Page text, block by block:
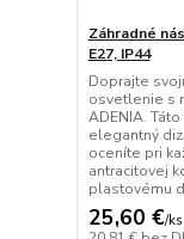
Záhradné
E27, IP44
Doprajte
osvetlenie s
ADENIA.
elegantný
oceníte pri
antracitovej
plastovému
25,60 €/ks